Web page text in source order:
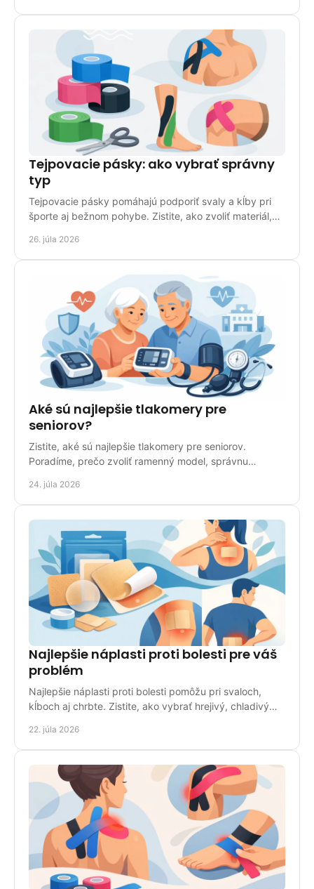
Tejpovacie pásky: ako vybrať správny
typ
Tejpovacie pásky pomáhajú podporiť svaly a kĺby pri
športe aj bežnom pohybe. Zistite, ako zvoliť materiál,
26. júla 2026
Aké sú najlepšie tlakomery pre
seniorov?
Zistite, aké sú najlepšie tlakomery pre seniorov.
Poradíme, prečo zvoliť ramenný model, správnu
bezpečne.
24. júla 2026
Najlepšie náplasti proti bolesti pre váš
problém
Najlepšie náplasti proti bolesti pomôžu pri svaloch,
kĺboch aj chrbte. Zistite, ako vybrať hrejivý, chladivý
22. júla 2026